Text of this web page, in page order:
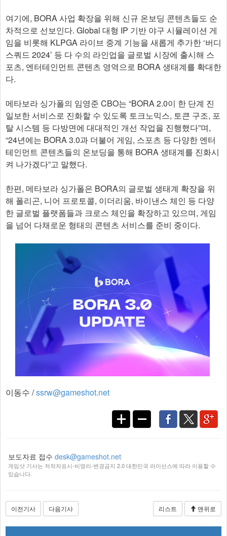
여기에, BORA 사업 확장을 위해 신규 온보딩 콘텐츠들도 순
차적으로 선보인다. Global 대형 IP 기반 야구 시뮬레이션 게
임을 비롯해 KLPGA 라이브 중계 기능을 새롭게 추가한 ‘버디
스쿼드 2024’ 등 다 수의 라인업을 글로벌 시장에 출시해 스
포츠, 엔터테인먼트 콘텐츠 영역으로 BORA 생태계를 확대한
다.
메타보라 싱가폴의 임영준 CBO는 “BORA 2.0이 한 단계 진
일보한 서비스로 진화할 수 있도록 토크노믹스, 토큰 구조, 포
탈 시스템 등 다방면에 대대적인 개선 작업을 진행했다”며,
“24년에는 BORA 3.0과 더불어 게임, 스포츠 등 다양한 엔터
테인먼트 콘텐츠들의 온보딩을 통해 BORA 생태계를 진화시
켜 나가겠다”고 말했다.
한편, 메타보라 싱가폴은 BORA의 글로벌 생태계 확장을 위
해 폴리곤, 니어 프로토콜, 이더리움, 바이낸스 체인 등 다양
한 글로벌 플랫폼들과 크로스 체인을 확장하고 있으며, 게임
을 넘어 다채로운 형태의 콘텐츠 서비스를 준비 중이다.
이동수 /ssrw@gameshot.net
보도자료 접수 desk@gameshot.net
게임샷 기사는 저작자표시-비영리-변경금지 2.0 대한민국 라이선스에 따라 이용할 수
있습니다.
이전기사 다음기사 리스트 맨위로